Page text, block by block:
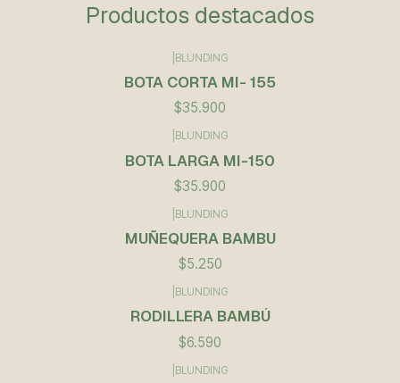
Productos destacados
BLUNDING
BOTA CORTA MI- 155
$35.900
BLUNDING
BOTA LARGA MI-150
$35.900
BLUNDING
MUÑEQUERA BAMBU
$5.250
BLUNDING
RODILLERA BAMBÚ
$6.590
BLUNDING